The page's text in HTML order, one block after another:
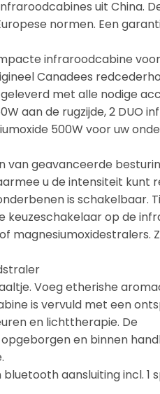
uit China.
normen. Een
infraroodcabine
Canadees
met alle nodige
aan de rugzijde, 2 DUO
500W voor uw
van geavanceerde
u de intensiteit kunt
is schakelbaar.
keuzeschakelaar op de
magnesiumoxidestralers.
Voeg etherishe
is vervuld met een
en lichttherapie. De
en binnen
aansluiting incl.